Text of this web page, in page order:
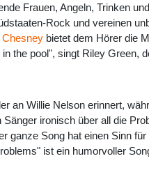
Frauen, Angeln, Trinken
Rock und vereinen
Chesney bietet dem Hörer die
the pool", singt Riley Green,
an Willie Nelson erinnert,
ironisch über all die
Song hat einen Sinn
ist ein humorvoller